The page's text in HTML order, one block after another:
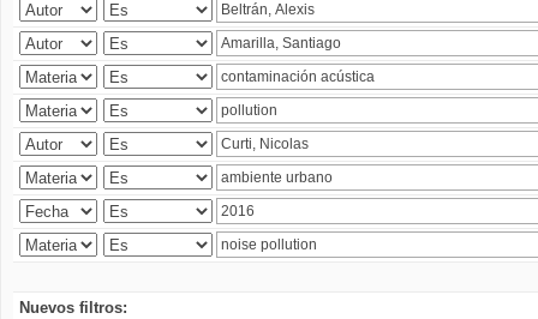
Nuevos filtros: